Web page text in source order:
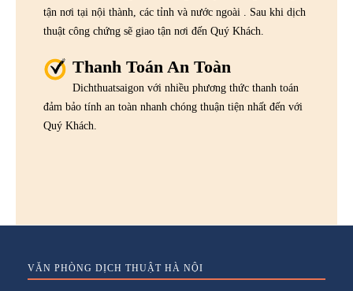
tận nơi tại nội thành, các tỉnh và nước ngoài . Sau khi dịch
thuật công chứng sẽ giao tận nơi đến Quý Khách.
Thanh Toán An Toàn
Dichthuatsaigon với nhiều phương thức thanh toán
đảm bảo tính an toàn nhanh chóng thuận tiện nhất đến với
Quý Khách.
VĂN PHÒNG DỊCH THUẬT HÀ NỘI